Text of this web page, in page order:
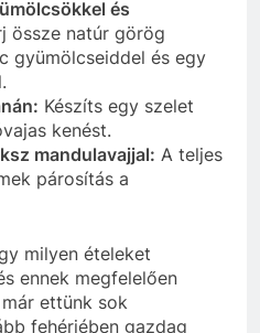
és
össze natúr görög
gyümölcseiddel és egy
Készíts egy szelet
kenést.
mandulavajjal: A teljes
párosítás a
milyen ételeket
ennek megfelelően
ettünk sok
fehérjében gazdag